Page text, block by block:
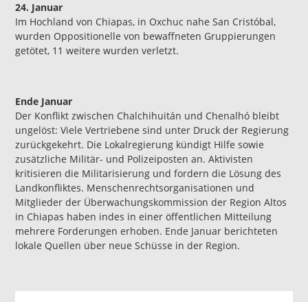
24. Januar
Im Hochland von Chiapas, in Oxchuc nahe San Cristóbal,
wurden Oppositionelle von bewaffneten Gruppierungen
getötet, 11 weitere wurden verletzt.
Ende Januar
Der Konflikt zwischen Chalchihuitán und Chenalhó bleibt
ungelöst: Viele Vertriebene sind unter Druck der Regierung
zurückgekehrt. Die Lokalregierung kündigt Hilfe sowie
zusätzliche Militär- und Polizeiposten an. Aktivisten
kritisieren die Militarisierung und fordern die Lösung des
Landkonfliktes. Menschenrechtsorganisationen und
Mitglieder der Überwachungskommission der Region Altos
in Chiapas haben indes in einer öffentlichen Mitteilung
mehrere Forderungen erhoben. Ende Januar berichteten
lokale Quellen über neue Schüsse in der Region.